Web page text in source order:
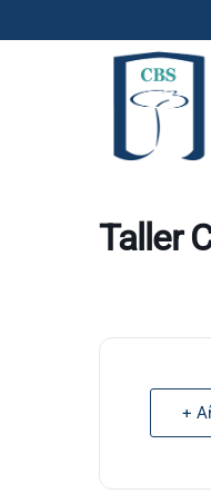
Taller
+